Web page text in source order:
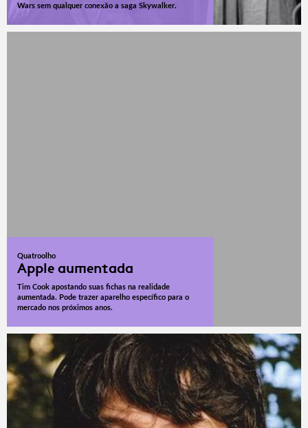
Wars sem qualquer conexão a saga Skywalker.
Quatroolho
Apple aumentada
Tim Cook apostando suas fichas na realidade
aumentada. Pode trazer aparelho específico para o
mercado nos próximos anos.